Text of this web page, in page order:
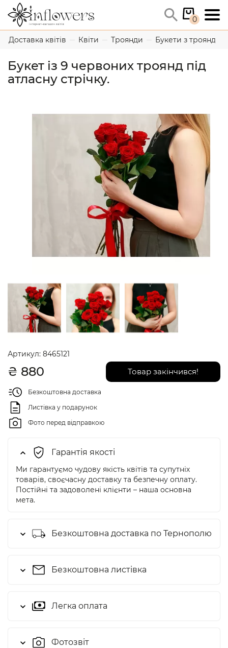
0
Доставка квітів Квіти Троянди Букети з троянд
Букет із 9 червоних троянд під
атласну стрічку.
Артикул: 8465121
₴ 880 Товар закінчився!
Безкоштовна доставка
Листівка у подарунок
Фото перед відправкою
Гарантія якості
Ми гарантуємо чудову якість квітів та супутніх
товарів, своєчасну доставку та безпечну оплату.
Постійні та задоволені клієнти – наша основна
мета.
Безкоштовна доставка по Тернополю
Безкоштовна листівка
Легка оплата
Фотозвіт